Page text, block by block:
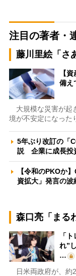
注目の著者・
藤川里絵「さ
【
備え
大規模な災害が起
境が不安定になった
5年ぶり改訂の「
説 企業に成長投
【令和のPKOか
資拡大」発言の
森口亮「まる
「
れ”
…
日米両政府が、約